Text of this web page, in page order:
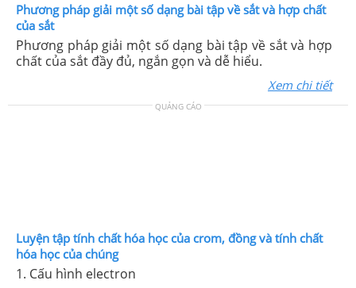
Phương pháp giải một số dạng bài tập về sắt và hợp chất
của sắt
Phương pháp giải một số dạng bài tập về sắt và hợp
chất của sắt đầy đủ, ngắn gọn và dễ hiểu.
Xem chi tiết
QUẢNG CÁO
Luyện tập tính chất hóa học của crom, đồng và tính chất
hóa học của chúng
1. Cấu hình electron